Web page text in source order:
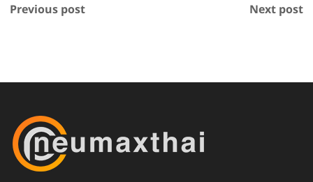
Previous post Next post